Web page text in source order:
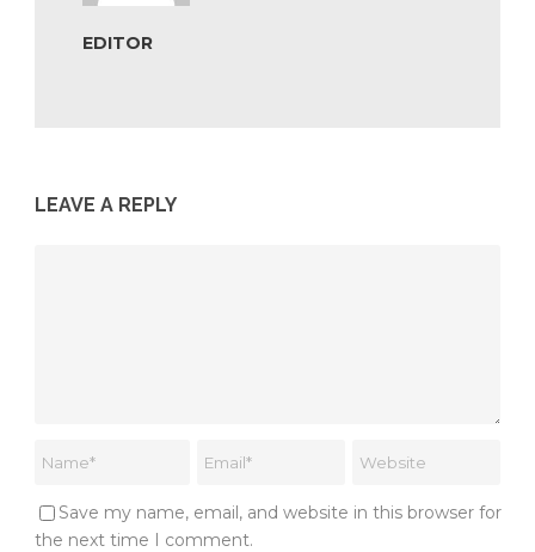
EDITOR
LEAVE A REPLY
Save my name, email, and website in this browser for
the next time I comment.